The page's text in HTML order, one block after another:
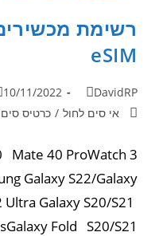
רשימת
eSIM
DavidRP
10/11/2022
אי סים לחול / כרטיס
Mate 40 ProWatch 3
Galaxy S22/Galaxy
Galaxy S20/S21
Fold S20/S21